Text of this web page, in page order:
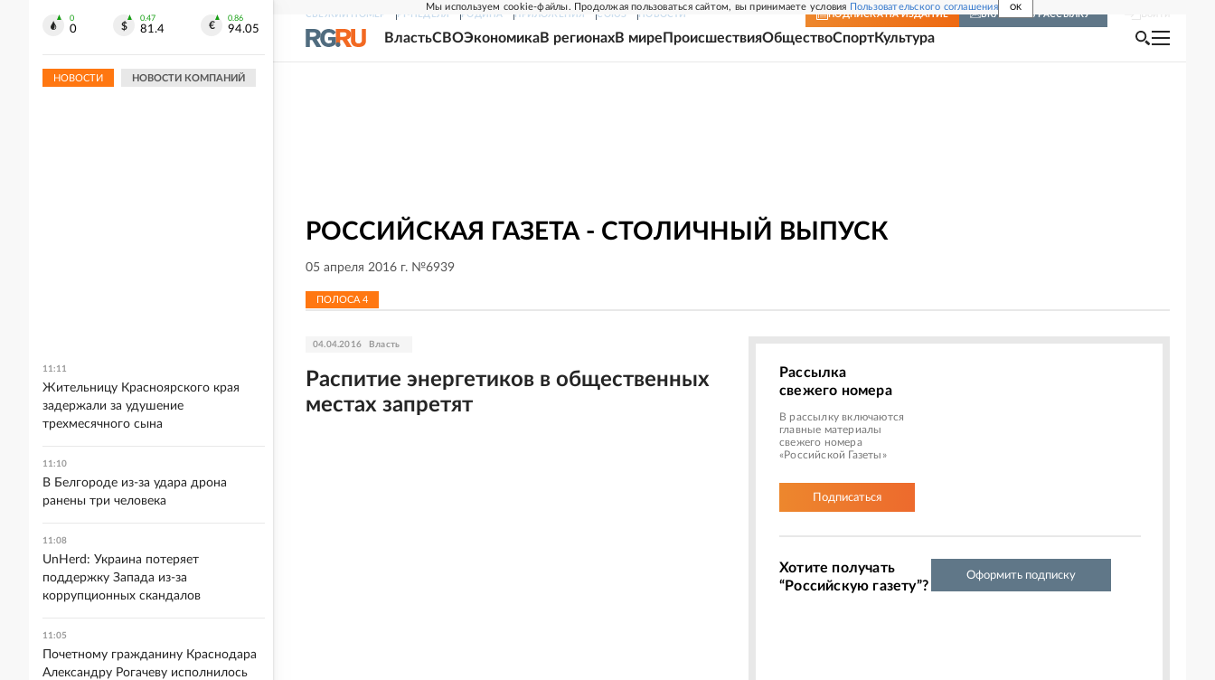
Мы используем cookie-файлы. Продолжая пользоваться сайтом, вы принимаете условия Пользовательского соглашения OK
СВЕЖИЙ НОМЕР РГ-НЕДЕЛЯ РОДИНА ПРИЛОЖЕНИЯ СОЮЗ НОВОСТИ ПОДПИСКА НА ИЗДАНИЕ ВКЛЮЧИТЬ РАССЫЛКУ
ВластьСВОЭкономикаВ регионахВ мире ПроисшествияОбществоСпортКультура
РОССИЙСКАЯ ГАЗЕТА - СТОЛИЧНЫЙ ВЫПУСК
05 апреля 2016 г. №6939
ПОЛОСА 4
04.04.2016 Власть
Распитие энергетиков в общественных
местах запретят
Рассылка
свежего номера
В рассылку включаются
главные материалы
свежего номера
«Российской Газеты»
Подписаться
Хотите получать
“Российскую газету”?
Оформить подписку
0
0
0.47
81.4
0.86
94.05
НОВОСТИ НОВОСТИ КОМПАНИЙ
11:11
Жительницу Красноярского края
задержали за удушение
трехмесячного сына
11:10
В Белгороде из-за удара дрона
ранены три человека
11:08
UnHerd: Украина потеряет
поддержку Запада из-за
коррупционных скандалов
11:05
Почетному гражданину Краснодара
Александру Рогачеву исполнилось